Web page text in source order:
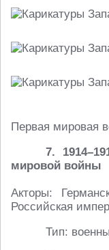
Первая мировая
7.
мировой войны
Акторы:
Российская
Тип: